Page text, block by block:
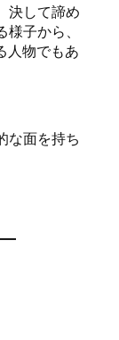
決して諦め
子から、
人物でもあ
な面を持ち
―